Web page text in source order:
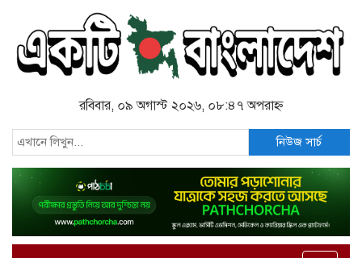
রবিবার, ০৯ অগাস্ট ২০২৬, ০৮:৪৭ অপরাহ্ন
নিউজ সার্চ